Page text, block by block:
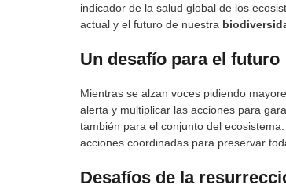
indicador de la salud global de los
actual y el futuro de nuestra
Un desafío para el futuro
Mientras se alzan voces pidiendo
alerta y multiplicar las acciones para
también para el conjunto del
acciones coordinadas para preservar
Desafíos de la